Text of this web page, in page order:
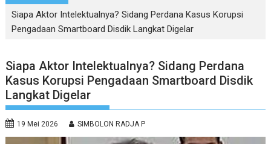
Siapa Aktor Intelektualnya? Sidang Perdana Kasus Korupsi
Pengadaan Smartboard Disdik Langkat Digelar
Siapa Aktor Intelektualnya? Sidang Perdana
Kasus Korupsi Pengadaan Smartboard Disdik
Langkat Digelar
19 Mei 2026 SIMBOLON RADJA P